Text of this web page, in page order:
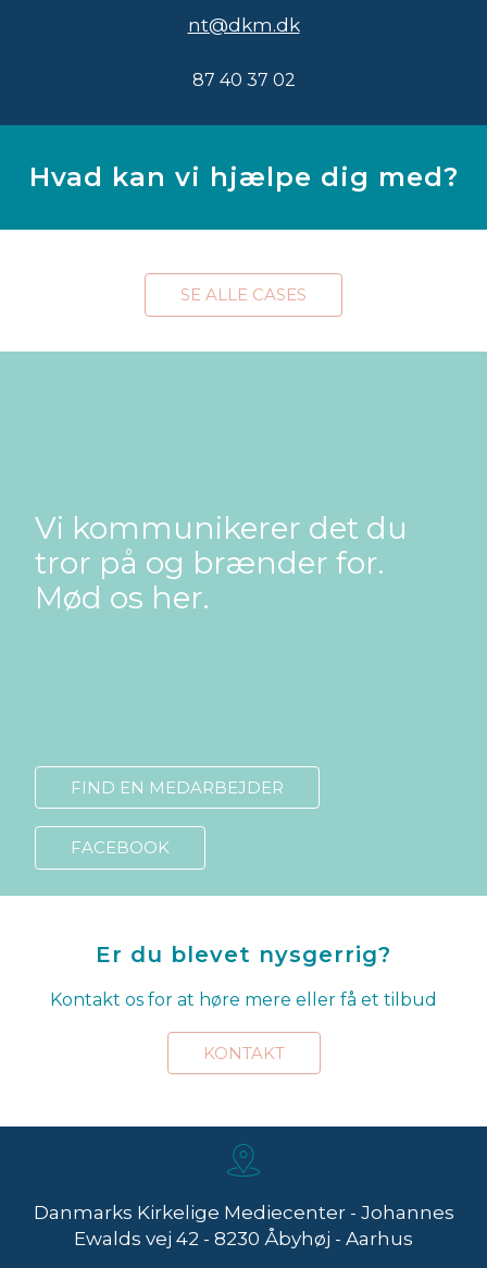
nt@dkm.dk
87 40 37 02
Hvad kan vi hjælpe dig med?
SE ALLE CASES
Vi kommunikerer det du
tror på og brænder for.
Mød os her.
FIND EN MEDARBEJDER
FACEBOOK
Er du blevet nysgerrig?
Kontakt os for at høre mere eller få et tilbud
KONTAKT
Danmarks Kirkelige Mediecenter - Johannes
Ewalds vej 42 - 8230 Åbyhøj - Aarhus